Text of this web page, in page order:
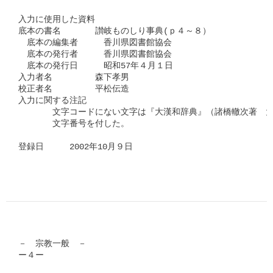
入力に使用した資料
底本の書名　　　　讃岐ものしり事典(ｐ４～８）
底本の編集者　　　香川県図書館協会
底本の発行者　　　香川県図書館協会
底本の発行日　　　昭和57年４月１日
入力者名　　　　　森下孝男
校正者名　　　　　平松伝造
入力に関する注記
文字コードにない文字は『大漢和辞典』（諸橋轍次著　大
文字番号を付した。
登録日　　　2002年10月９日
－　宗教一般　－
ー４ー